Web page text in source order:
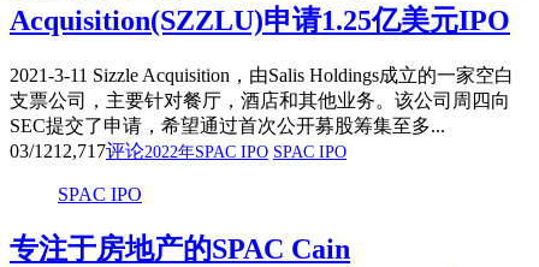
Acquisition(SZZLU)申请1.25亿美元IPO
2021-3-11 Sizzle Acquisition，由Salis Holdings成立的一家空白
支票公司，主要针对餐厅，酒店和其他业务。该公司周四向
SEC提交了申请，希望通过首次公开募股筹集至多...
03/1212,717评论2022年SPAC IPO SPAC IPO
SPAC IPO
专注于房地产的SPAC Cain